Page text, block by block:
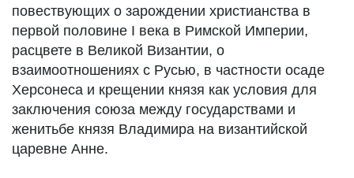
повествующих о зарождении христианства в
первой половине I века в Римской Империи,
расцвете в Великой Византии, о
взаимоотношениях с Русью, в частности осаде
Херсонеса и крещении князя как условия для
заключения союза между государствами и
женитьбе князя Владимира на византийской
царевне Анне.